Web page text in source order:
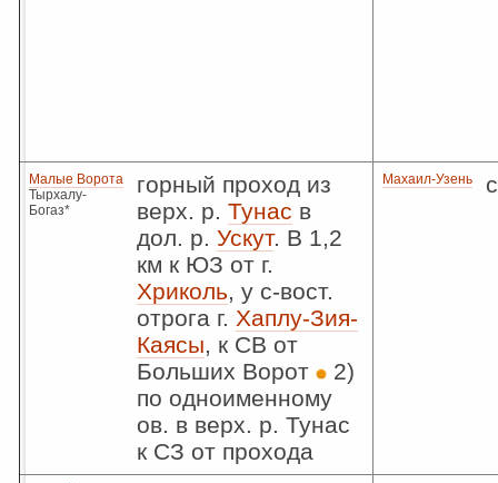
Малые Ворота
Тырхалу-
Богаз*
горный проход из
верх. р. Тунас в
дол. р. Ускут. В 1,2
км к ЮЗ от г.
Хриколь, у с-вост.
отрога г. Хаплу-Зия-
Каясы, к СВ от
Больших Ворот
2)
по одноименному
ов. в верх. р. Тунас
к СЗ от прохода
Махаил-Узень